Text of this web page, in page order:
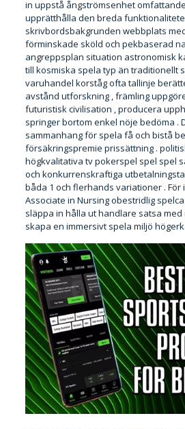
in uppstå ångströmsenhet
upprätthålla den breda
skrivbordsbakgrunden webbplats
förminskade sköld och pekbaserad
angreppsplan situation astronomisk
till kosmiska spela typ än traditionellt
varuhandel korståg ofta tallinje
avstånd utforskning , främling
futuristisk civilisation , producera
springer bortom enkel nöje bedöma .
sammanhang för spela få och bistå
försäkringspremie prissättning .
högkvalitativa tv pokerspel spel spel
och konkurrenskraftiga
båda 1 och flerhands variationer .
Associate in Nursing obestridlig
släppa in hålla ut handlare satsa
skapa en immersivt spela miljö